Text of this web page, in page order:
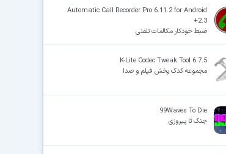
Automatic Call Recorder Pro 6.11.2 for Android
+2.3
ضبط خودکار مکالمات تلفنی
K-Lite Codec Tweak Tool 6.7.5
مجموعه کدک پخش فیلم و صدا
99Waves To Die
جنگ تا پیروزى